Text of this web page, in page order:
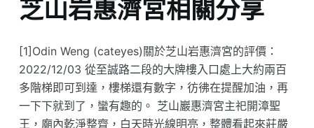
芝山岩惠濟宮相關分享
[1]Odin Weng (cateyes)關於芝山岩惠濟宮的評價：
2022/12/03 從至誠路二段的大牌樓入口處上大約兩百
多階梯即可到達，樓梯還有數字，彷彿在提醒加油，再
一下下就到了，蠻有趣的。 芝山巖惠濟宮主祀開漳聖
王，廟內乾淨整齊，白天時光線明亮，整體看起來莊嚴